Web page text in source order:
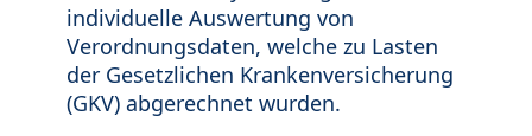
individuelle Auswertung von
Verordnungsdaten, welche zu Lasten
der Gesetzlichen Krankenversicherung
(GKV) abgerechnet wurden.